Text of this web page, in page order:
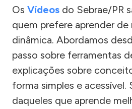
Os Vídeos do Sebrae/PR
quem prefere aprender de
dinâmica. Abordamos
passo sobre ferramentas
explicações sobre
forma simples e acessível.
daqueles que aprende